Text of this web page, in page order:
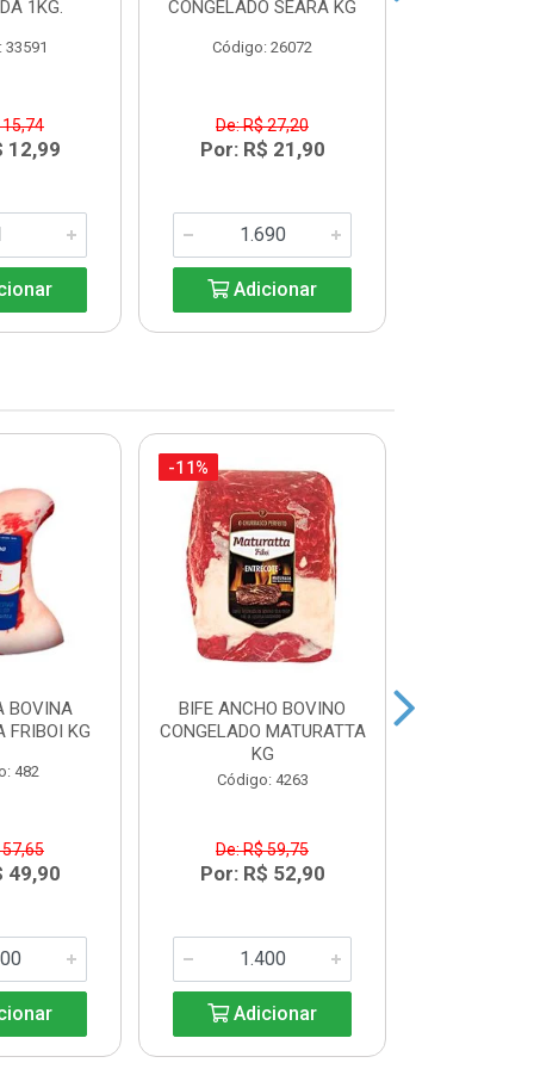
1KG.
33591
15,74
12,99
CONGELADO SEARA KG
Código: 26072
De: R$ 27,20
Por: R$ 21,90
Adicionar
BOVINA
FRIBOI KG
482
57,65
49,90
-11%
BIFE ANCHO BOVINO
CONGELADO MATURATTA
KG
Código: 4263
De: R$ 59,75
Por: R$ 52,90
Adicionar